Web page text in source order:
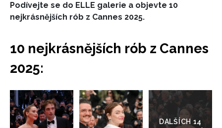
Podívejte se do ELLE galerie a objevte 10
nejkrásnějších rób z Cannes 2025.
10 nejkrásnějších rób z Cannes
2025:
Přejít
do
galerie